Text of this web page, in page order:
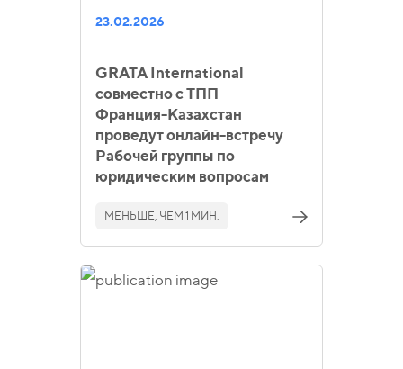
23.02.2026
GRATA International
совместно с ТПП
Франция‑Казахстан
проведут онлайн-встречу
Рабочей группы по
юридическим вопросам
МЕНЬШЕ, ЧЕМ 1 МИН.